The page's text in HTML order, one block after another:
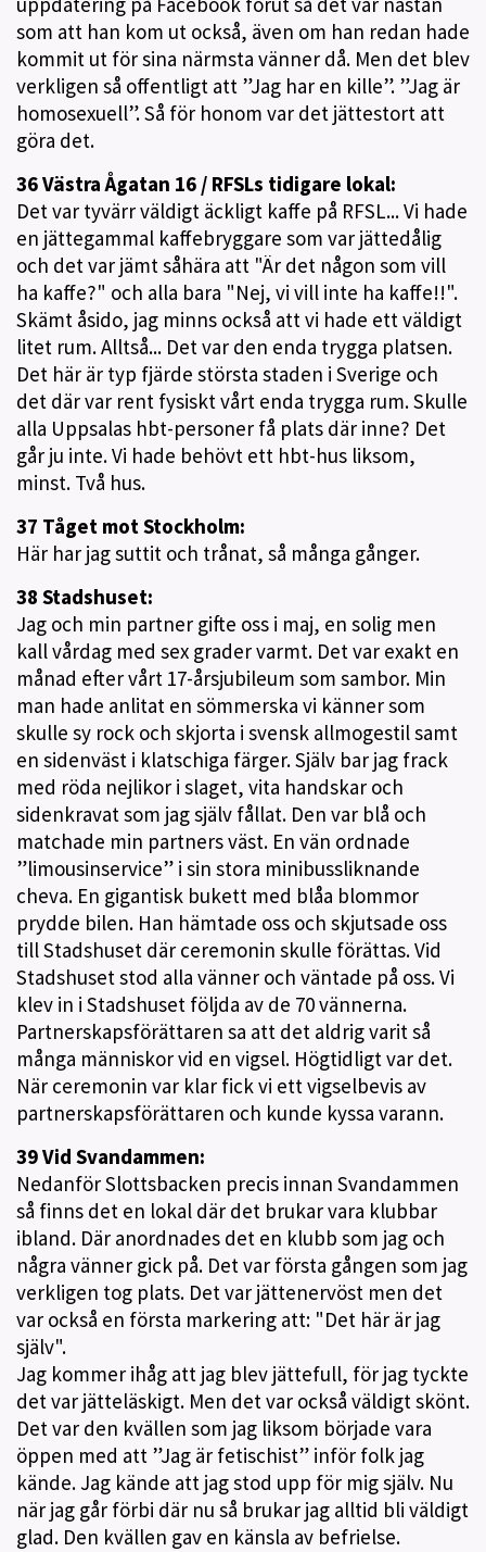
som att han kom ut också, även om han redan hade
kommit ut för sina närmsta vänner då. Men det blev
verkligen så offentligt att ”Jag har en kille”. ”Jag är
homosexuell”. Så för honom var det jättestort att
göra det.
36 Västra Ågatan 16 / RFSLs tidigare lokal:
Det var tyvärr väldigt äckligt kaffe på RFSL... Vi hade
en jättegammal kaffebryggare som var jättedålig
och det var jämt såhära att "Är det någon som vill
ha kaffe?" och alla bara "Nej, vi vill inte ha kaffe!!".
Skämt åsido, jag minns också att vi hade ett väldigt
litet rum. Alltså... Det var den enda trygga platsen.
Det här är typ fjärde största staden i Sverige och
det där var rent fysiskt vårt enda trygga rum. Skulle
alla Uppsalas hbt-personer få plats där inne? Det
går ju inte. Vi hade behövt ett hbt-hus liksom,
minst. Två hus.
37 Tåget mot Stockholm:
Här har jag suttit och trånat, så många gånger.
38 Stadshuset:
Jag och min partner gifte oss i maj, en solig men
kall vårdag med sex grader varmt. Det var exakt en
månad efter vårt 17-årsjubileum som sambor. Min
man hade anlitat en sömmerska vi känner som
skulle sy rock och skjorta i svensk allmogestil samt
en sidenväst i klatschiga färger. Själv bar jag frack
med röda nejlikor i slaget, vita handskar och
sidenkravat som jag själv fållat. Den var blå och
matchade min partners väst. En vän ordnade
”limousinservice” i sin stora minibussliknande
cheva. En gigantisk bukett med blåa blommor
prydde bilen. Han hämtade oss och skjutsade oss
till Stadshuset där ceremonin skulle förättas. Vid
Stadshuset stod alla vänner och väntade på oss. Vi
klev in i Stadshuset följda av de 70 vännerna.
Partnerskapsförättaren sa att det aldrig varit så
många människor vid en vigsel. Högtidligt var det.
När ceremonin var klar fick vi ett vigselbevis av
partnerskapsförättaren och kunde kyssa varann.
39 Vid Svandammen:
Nedanför Slottsbacken precis innan Svandammen
så finns det en lokal där det brukar vara klubbar
ibland. Där anordnades det en klubb som jag och
några vänner gick på. Det var första gången som jag
verkligen tog plats. Det var jättenervöst men det
var också en första markering att: "Det här är jag
själv".
Jag kommer ihåg att jag blev jättefull, för jag tyckte
det var jätteläskigt. Men det var också väldigt skönt.
Det var den kvällen som jag liksom började vara
öppen med att ”Jag är fetischist” inför folk jag
kände. Jag kände att jag stod upp för mig själv. Nu
när jag går förbi där nu så brukar jag alltid bli väldigt
glad. Den kvällen gav en känsla av befrielse.